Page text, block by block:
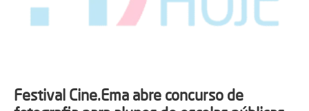
Festival Cine.Ema abre concurso de